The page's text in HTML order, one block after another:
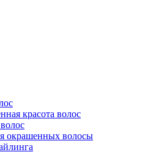
красота волос
окрашенных волосы